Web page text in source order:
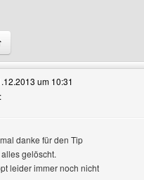
dieses Benutzers
anzeigen
um 10:31
danke für den Tip
gelöscht.
leider immer noch nicht